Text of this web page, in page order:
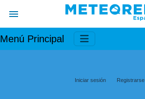
Menú Principal
Iniciar sesión Registrarse